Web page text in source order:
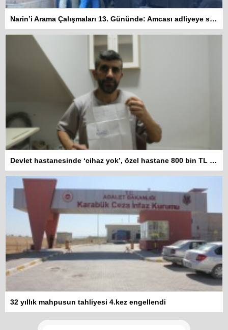
Narin’i Arama Çalışmaları 13. Gününde: Amcası adliyeye sevk edildi
Devlet hastanesinde ‘cihaz yok’, özel hastane 800 bin TL istiyor
32 yıllık mahpusun tahliyesi 4.kez engellendi
Kadına şiddet “Devlet” eliyle
meşrulaştırılıyor
Atilla Yüceak